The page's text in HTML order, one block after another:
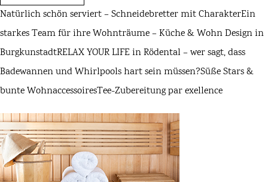
Natürlich schön serviert – Schneidebretter mit CharakterEin
starkes Team für ihre Wohnträume – Küche & Wohn Design in
BurgkunstadtRELAX YOUR LIFE in Rödental – wer sagt, dass
Badewannen und Whirlpools hart sein müssen?Süße Stars &
bunte WohnaccessoiresTee-Zubereitung par exellence